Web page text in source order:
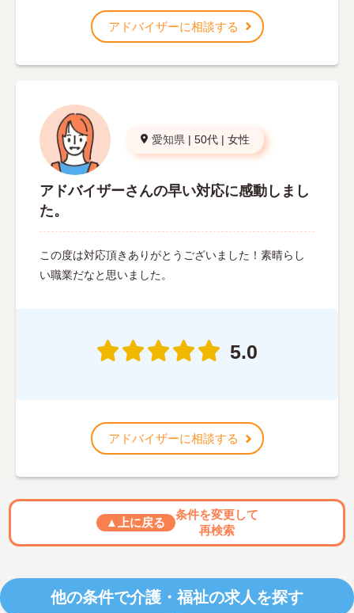
アドバイザーに相談する
愛知県 | 50代 | 女性
アドバイザーさんの早い対応に感動しまし
た。
この度は対応頂きありがとうございました！素晴らし
い職業だなと思いました。
5.0
アドバイザーに相談する
▲上に戻る
条件を変更して
再検索
他の条件で介護・福祉の求人を探す